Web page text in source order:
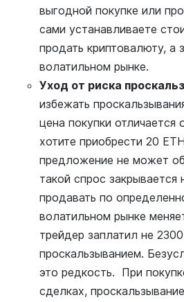
выгодной покупке или
сами устанавливаете
продать криптовалюту, а
волатильном рынке.
Уход от риска
избежать
цена покупки
хотите приобрести 20
предложение не может
такой спрос
продавать по
волатильном рынке
трейдер заплатил не
проскальзыванием.
это редкость. При
сделках,